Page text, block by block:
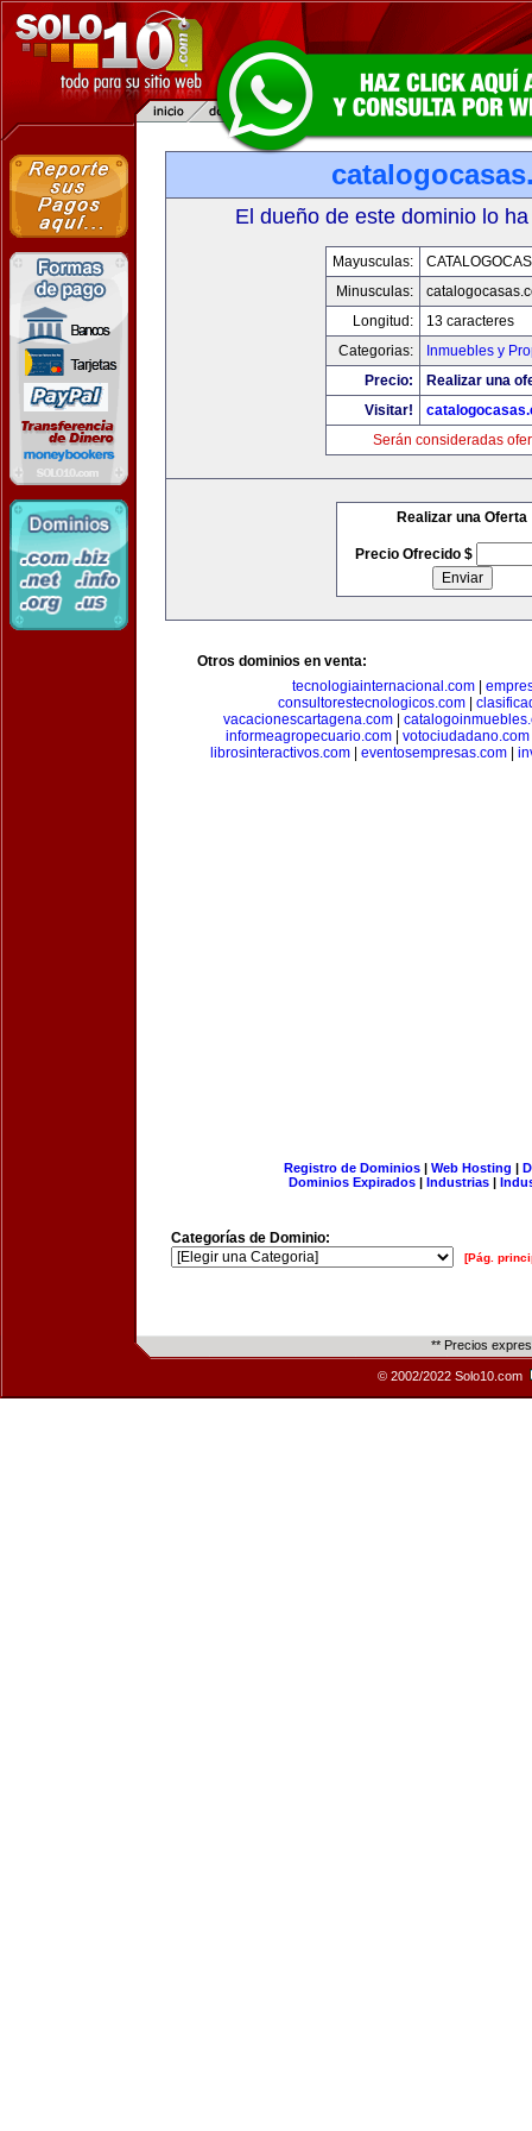
El dueño de este dominio lo
Mayusculas:
Minusculas:
Longitud:
13 caracteres
Categorias:
Inmuebles y
Precio:
Realizar una
Visitar!
Serán consideradas
Realizar una Oferta
Precio Ofrecido $
Otros dominios en venta:
tecnologiainternacional.com|
consultorestecnologicos.com
vacacionescartagena.com
informeagropecuario.com| votociudadano.com
librosinteractivos.com| eventosempresas.com|
Registro de Dominios| Web Hosting |
Dominios Expirados | Industrias |
Categorías de Dominio:
[Pág.
** Precios
© 2002/2022 Solo10.com